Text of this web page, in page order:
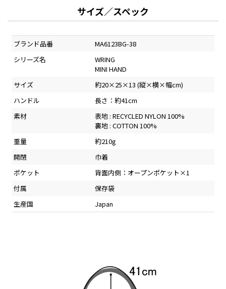
サイズ／スペック
ブランド品番
MA6123BG-38
シリーズ名
WRING
MINI HAND
サイズ
約20×25×13 (縦×横×幅cm)
ハンドル
長さ：約41cm
素材
表地 : RECYCLED NYLON 100%
裏地 : COTTON 100%
重量
約210g
開閉
巾着
ポケット
背面内側：オープンポケット×1
付属
保存袋
生産国
Japan